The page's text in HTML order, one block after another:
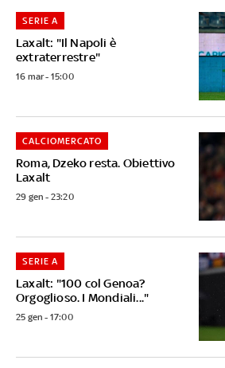
Laxalt: "Il Napoli è
extraterrestre"
SERIE A
16 mar - 15:00
Roma, Dzeko resta. Obiettivo
Laxalt
CALCIOMERCATO
29 gen - 23:20
Laxalt: "100 col Genoa?
Orgoglioso. I Mondiali..."
SERIE A
25 gen - 17:00